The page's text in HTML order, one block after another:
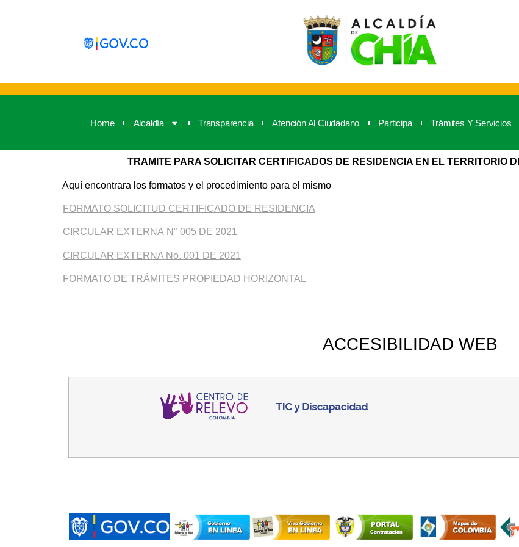
Home Alcaldía Transparencia Atención Al Ciudadano Participa Trámites Y Servicios
TRAMITE PARA SOLICITAR CERTIFICADOS DE RESIDENCIA EN EL TERRITORIO
Aquí encontrara los formatos y el procedimiento para el mismo
FORMATO SOLICITUD CERTIFICADO DE RESIDENCIA
CIRCULAR EXTERNA N° 005 DE 2021
CIRCULAR EXTERNA No. 001 DE 2021
FORMATO DE TRÁMITES PROPIEDAD HORIZONTAL
ACCESIBILIDAD WEB